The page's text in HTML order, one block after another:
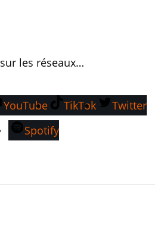
sur les réseaux…
YouTube TikTok
Twitter
Spotify